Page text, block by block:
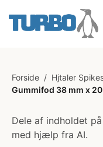
Forside / Hjtaler
Gummifod 38 mm x
Dele af indholdet
med hjælp fra AI.